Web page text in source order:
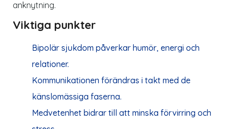
anknytning.
Viktiga punkter
Bipolär sjukdom påverkar humör, energi och
relationer.
Kommunikationen förändras i takt med de
känslomässiga faserna.
Medvetenhet bidrar till att minska förvirring och